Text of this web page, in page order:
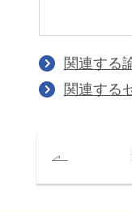
関連する
関連する